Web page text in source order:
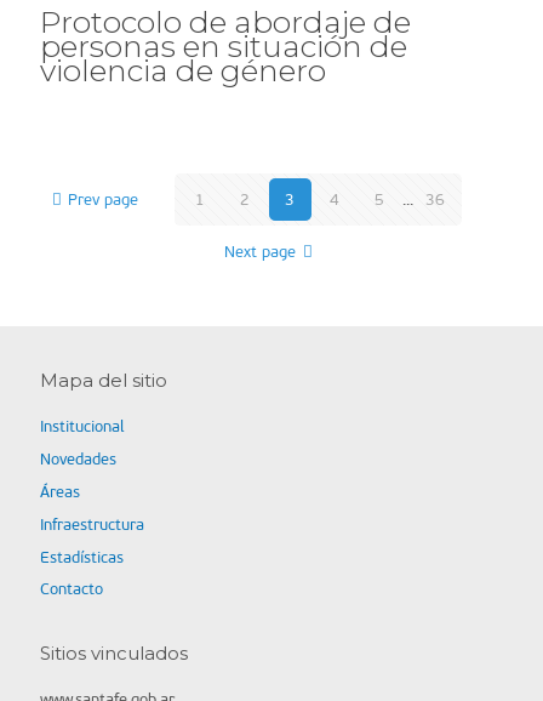
Protocolo de abordaje de
personas en situación de
violencia de género
Prev page 1 2 3 4 5 ... 36
Next page
Mapa del sitio
Institucional
Novedades
Áreas
Infraestructura
Estadísticas
Contacto
Sitios vinculados